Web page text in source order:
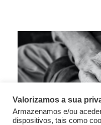
Valorizamos a sua
Armazenamos e/ou
dispositivos, tais como